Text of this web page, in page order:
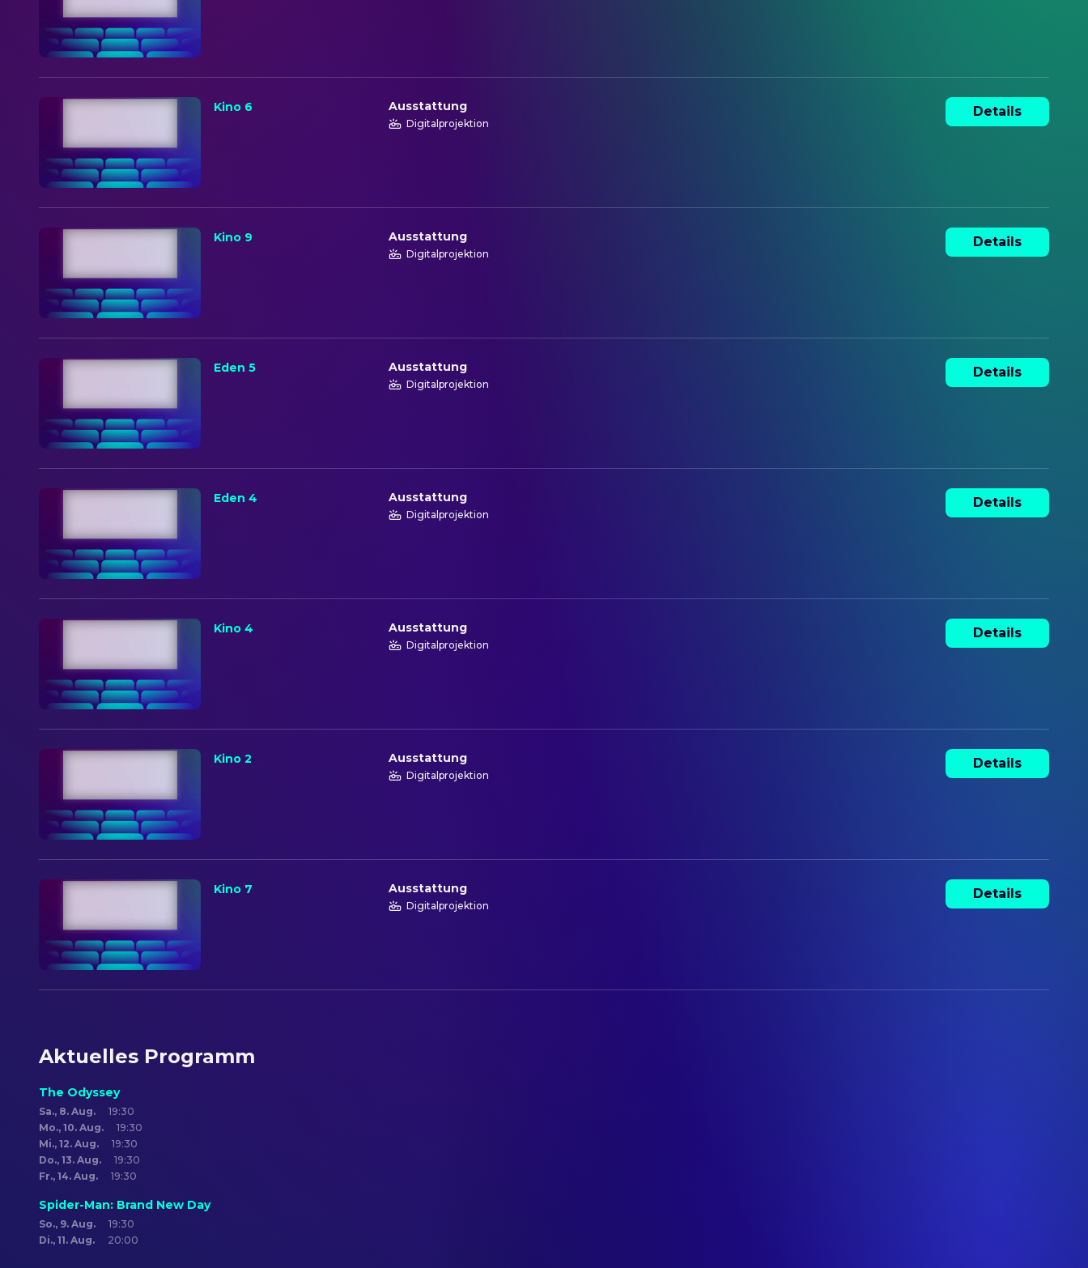
Kino 6 Ausstattung
Digitalprojektion
Details
Kino 9 Ausstattung
Digitalprojektion
Details
Eden 5 Ausstattung
Digitalprojektion
Details
Eden 4 Ausstattung
Digitalprojektion
Details
Kino 4 Ausstattung
Digitalprojektion
Details
Kino 2 Ausstattung
Digitalprojektion
Details
Kino 7 Ausstattung
Digitalprojektion
Details
Aktuelles Programm
The Odyssey
Sa., 8. Aug.
19:30
Mo., 10. Aug.
19:30
Mi., 12. Aug.
19:30
Do., 13. Aug.
19:30
Fr., 14. Aug.
19:30
Spider-Man: Brand New Day
So., 9. Aug.
19:30
Di., 11. Aug.
20:00